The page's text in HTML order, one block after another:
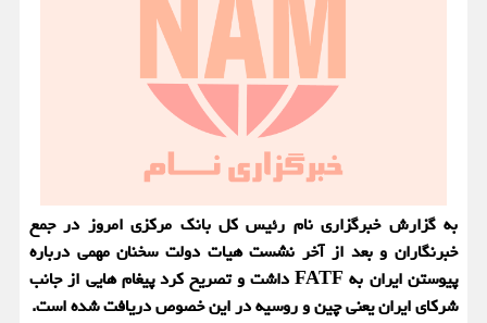
به گزارش خبرگزاری نام رئیس كل بانك مركزی امروز در جمع
خبرنگاران و بعد از آخر نشست هیات دولت سخنان مهمی درباره
پیوستن ایران به FATF داشت و تصریح كرد پیغام هایی از جانب
شركای ایران یعنی چین و روسیه در این خصوص دریافت شده است.